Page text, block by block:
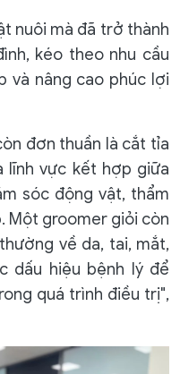
nuôi mà đã trở thành
kéo theo nhu cầu
và nâng cao phúc lợi
đơn thuần là cắt tỉa
lĩnh vực kết hợp giữa
sóc động vật, thẩm
Một groomer giỏi còn
về da, tai, mắt,
dấu hiệu bệnh lý để
quá trình điều trị",